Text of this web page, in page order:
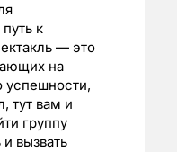
к
— это
на
успешности,
тут вам и
группу
вызвать